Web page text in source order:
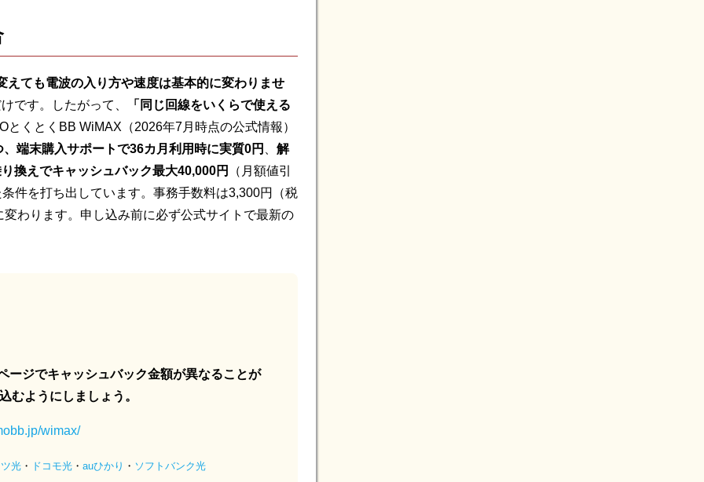
えても電波の入り方や速度は基本的に変わりませ
です。したがって、
「同じ回線をいくらで使える
とくとくBB WiMAX（2026年7月時点の公式情報）
端末購入サポートで36カ月利用時に実質0円 、 解
換えでキャッシュバック最大40,000円
（月額値引
件を打ち出しています。事務手数料は3,300円（税
わります。申し込み前に必ず公式サイトで最新の
ージでキャッシュバック金額が異なることが
むようにしましょう。
wimax/
光・ ドコモ光・ auひかり ・ ソフトバンク光